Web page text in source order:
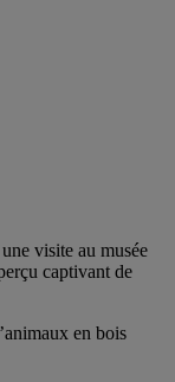
visite au musée
captivant de
en bois